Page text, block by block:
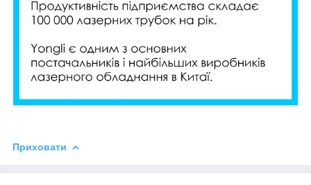
Приховати